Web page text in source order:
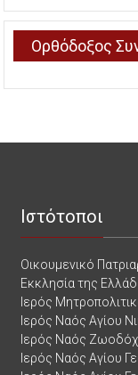
Ορθόδοξος
Ιστότοποι
Οικουμενικό
Εκκλησία της
Ιερός
Ιερός Ναός Αγίου
Ιερός Ναός
Ιερός Ναός Αγίου